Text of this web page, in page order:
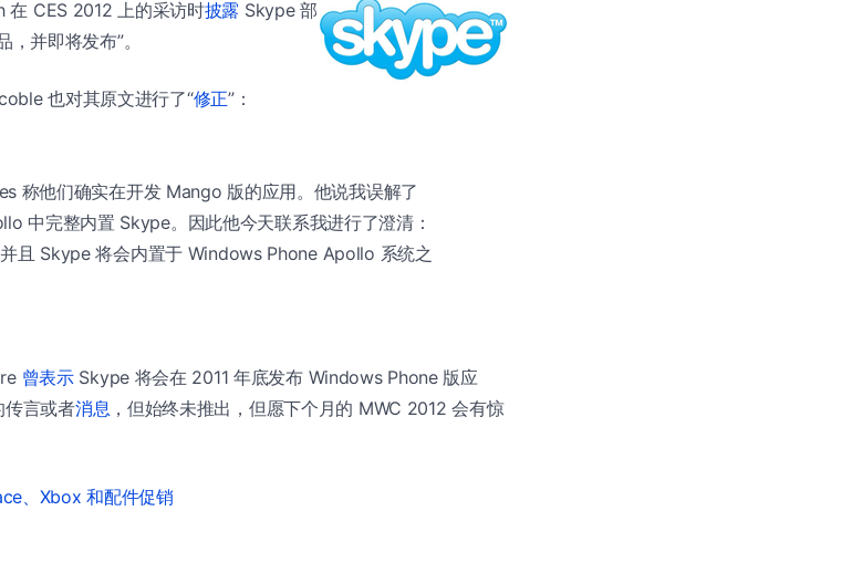
在 CES 2012 上的采访时披露 Skype 部
并即将发布”。
也对其原文进行了“修正”：
称他们确实在开发 Mango 版的应用。他说我误解了
中完整内置 Skype。因此他今天联系我进行了澄清：
且 Skype 将会内置于 Windows Phone Apollo 系统之
曾表示Skype 将会在 2011 年底发布 Windows Phone 版应
传言或者消息 ，但始终未推出，但愿下个月的 MWC 2012 会有惊
、Xbox 和配件促销